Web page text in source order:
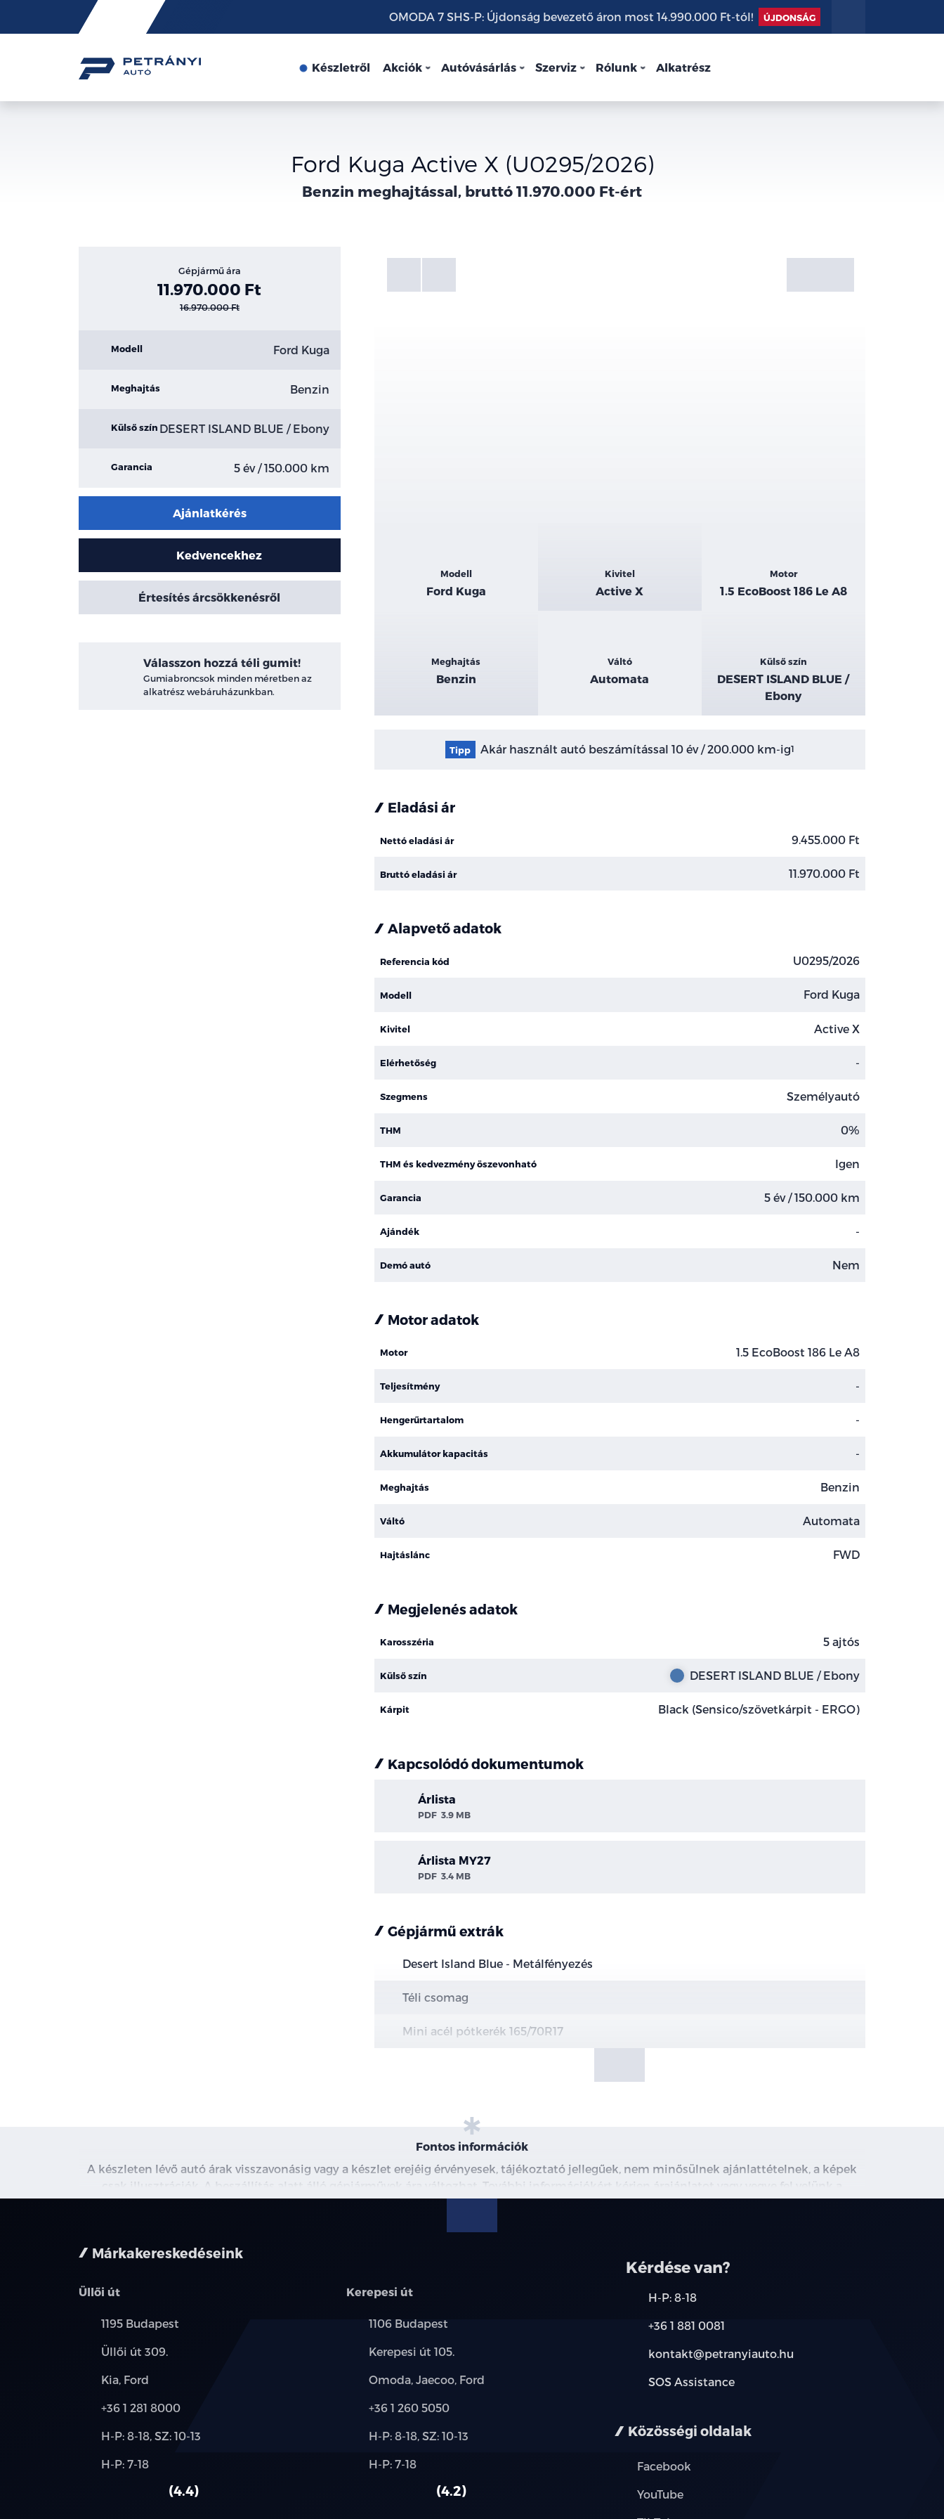
Friss
hírek
OMODA 7 SHS-P: Újdonság bevezető áron most 14.990.000 Ft-tól! ÚJDONSÁG
Készletről Akciók Autóvásárlás Szerviz Rólunk Alkatrész
Ford Kuga Active X (U0295/2026)
Benzin meghajtással, bruttó 11.970.000 Ft-ért
Gépjármű ára
11.970.000 Ft
16.970.000 Ft
Modell Ford Kuga
Meghajtás Benzin
Külső szín DESERT ISLAND BLUE / Ebony
Garancia 5 év / 150.000 km
Ajánlatkérés
Kedvencekhez
Értesítés árcsökkenésről
Válasszon hozzá téli gumit!
Gumiabroncsok minden méretben az
alkatrész webáruházunkban.
Galéria
Kiemelt
adatok
Modell
Ford Kuga
Kivitel
Active X
Motor
1.5 EcoBoost 186 Le A8
Meghajtás
Benzin
Váltó
Automata
Külső szín
DESERT ISLAND BLUE /
Ebony
Tipp Akár használt autó beszámítással 10 év / 200.000 km-ig1
Eladási ár
Nettó eladási ár 9.455.000 Ft
Bruttó eladási ár 11.970.000 Ft
Alapvető adatok
Referencia kód U0295/2026
Modell Ford Kuga
Kivitel Active X
Elérhetőség -
Szegmens Személyautó
THM 0%
THM és kedvezmény öszevonható Igen
Garancia 5 év / 150.000 km
Ajándék -
Demó autó Nem
Motor adatok
Motor 1.5 EcoBoost 186 Le A8
Teljesítmény -
Hengerűrtartalom -
Akkumulátor kapacitás -
Meghajtás Benzin
Váltó Automata
Hajtáslánc FWD
Megjelenés adatok
Karosszéria 5 ajtós
Külső szín DESERT ISLAND BLUE / Ebony
Kárpit Black (Sensico/szövetkárpit - ERGO)
Kapcsolódó dokumentumok
Árlista
PDF 3.9 MB
Árlista MY27
PDF 3.4 MB
Gépjármű extrák
Desert Island Blue - Metálfényezés
Téli csomag
Mini acél pótkerék 165/70R17
Fontos információk
A készleten lévő autó árak visszavonásig vagy a készlet erejéig érvényesek, tájékoztató jellegűek, nem minősülnek ajánlattételnek, a képek
csak illusztrációk. A beszállítás alatt álló gépjárművek ára változhat. További információkért kérjen árajánlatot vagy vegye fel velünk a
kapcsolatot. A használt autó beszámítás részleteiről, kérjük, érdeklődjön munkatársainknál. A meghirdetett induló THM tájékoztató jellegű,
Márkakereskedéseink
Üllői út
Település:
1195 Budapest
Cím:
Üllői út 309.
Márkák:
Kia, Ford
Telefon:
+36 1 281 8000
Új-
használt
H-P: 8-18, SZ: 10-13
Alkatrész,
H-P: 7-18
4.4
Kerepesi út
Település:
1106 Budapest
Cím:
Kerepesi út 105.
Márkák:
Omoda, Jaecoo, Ford
Telefon:
+36 1 260 5050
Új-
használt
H-P: 8-18, SZ: 10-13
Alkatrész,
H-P: 7-18
4.2
Kérdése van?
H-P: 8-18
+36 1 881 0081
kontakt@petranyiauto.hu
SOS Assistance
Közösségi oldalak
Facebook
YouTube